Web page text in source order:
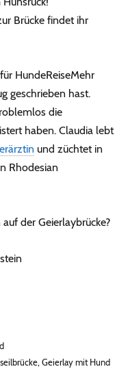
Brücke findet ihr
HundeReiseMehr
geschrieben hast.
die
haben. Claudia lebt
und züchtet in
Rhodesian
der Geierlaybrücke?
,Geierlay mit Hund